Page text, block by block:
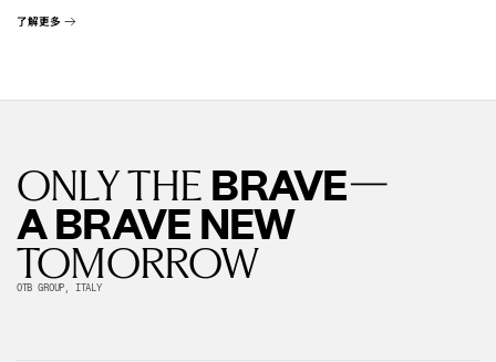
了解更多
ONLY THE BRAVE—
A BRAVE NEW
TOMORROW
OTB GROUP, ITALY